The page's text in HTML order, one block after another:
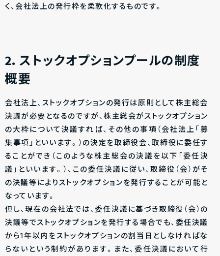
く、会社法上の発行枠を柔軟化するものです。
2．ストックオプションプールの制度
概要
会社法上、ストックオプションの発行は原則として株主総会
決議が必要となるのですが、株主総会がストックオプション
の大枠について決議すれば、その他の事項（会社法上「募
集事項」といいます。）の決定を取締役会、取締役に委任す
ることができ（このような株主総会の決議を以下「委任決
議」といいます。）、この委任決議に従い、取締役（会）がそ
の決議等によりストックオプションを発行することが可能と
なっています。
但し、現在の会社法では、委任決議に基づき取締役（会）の
決議等でストックオプションを発行する場合でも、委任決議
から1年以内をストックオプションの割当日としなければな
らないという制約があります。また、委任決議において行